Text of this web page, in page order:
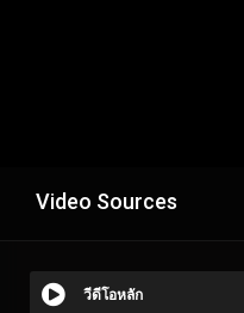
Video Sources
วีดีโอหลัก